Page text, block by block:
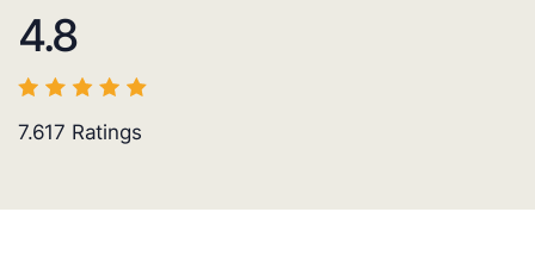
4.8
7.617 Ratings